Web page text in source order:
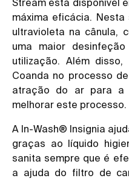
Stream está disponível
máxima eficácia.
ultravioleta na cânula,
uma maior
utilização. Além
Coanda no processo
atração do ar para a
melhorar este processo.
A In-Wash® Insignia
graças ao líquido
sanita sempre que é
a ajuda do filtro de